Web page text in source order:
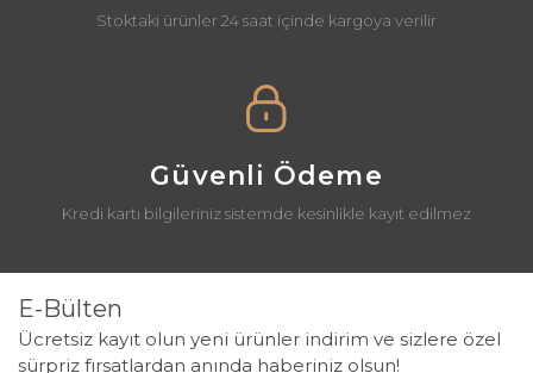
Stoktaki ürünler 24 saat içinde kargoya verilir
Güvenli Ödeme
Kredi kartı bilgileriniz sistemde kesinlikle kayıt edilmez
E-Bülten
Ücretsiz kayıt olun yeni ürünler indirim ve sizlere özel
sürpriz fırsatlardan anında haberiniz olsun!